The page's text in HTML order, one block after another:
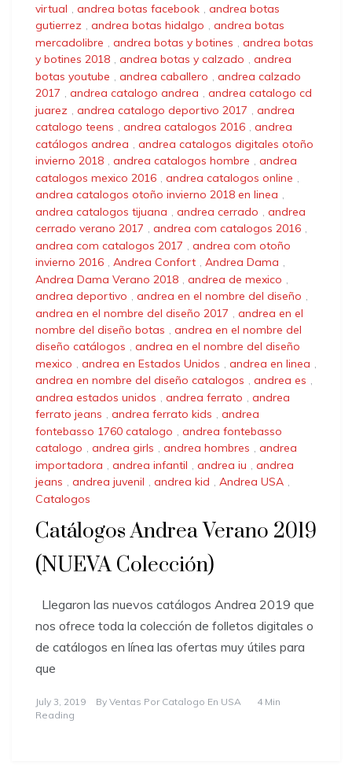
virtual , andrea botas facebook , andrea botas
gutierrez , andrea botas hidalgo , andrea botas
mercadolibre , andrea botas y botines , andrea botas
y botines 2018 , andrea botas y calzado , andrea
botas youtube , andrea caballero , andrea calzado
2017 , andrea catalogo andrea , andrea catalogo cd
juarez , andrea catalogo deportivo 2017 , andrea
catalogo teens , andrea catalogos 2016 , andrea
catálogos andrea , andrea catalogos digitales otoño
invierno 2018 , andrea catalogos hombre , andrea
catalogos mexico 2016 , andrea catalogos online ,
andrea catalogos otoño invierno 2018 en linea ,
andrea catalogos tijuana
andrea cerrado
andrea
cerrado verano 2017 , andrea com catalogos 2016 ,
andrea com catalogos 2017
andrea com otoño
invierno 2016 , Andrea Confort , Andrea Dama ,
Andrea Dama Verano 2018
andrea de mexico
andrea deportivo , andrea en el nombre del diseño ,
andrea en el nombre del diseño 2017
andrea en el
nombre del diseño botas , andrea en el nombre del
diseño catálogos , andrea en el nombre del diseño
mexico , andrea en Estados Unidos , andrea en linea ,
andrea en nombre del diseño catalogos , andrea es ,
andrea estados unidos , andrea ferrato , andrea
ferrato jeans , andrea ferrato kids , andrea
fontebasso 1760 catalogo , andrea fontebasso
catalogo , andrea girls , andrea hombres , andrea
importadora , andrea infantil , andrea iu , andrea
jeans , andrea juvenil , andrea kid , Andrea USA ,
Catalogos
Catálogos Andrea Verano 2019
(NUEVA Colección)
Llegaron las nuevos catálogos Andrea 2019 que
nos ofrece toda la colección de folletos digitales o
de catálogos en línea las ofertas muy útiles para
que
July 3, 2019 By Ventas Por Catalogo En USA
4 Min
Reading